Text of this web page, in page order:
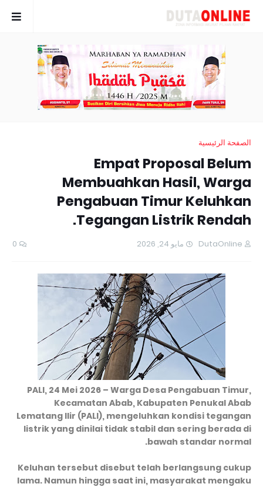
الصفحة الرئيسية
Empat Proposal Belum
Membuahkan Hasil, Warga
Pengabuan Timur Keluhkan
Tegangan Listrik Rendah.
DutaOnline مايو 24, 2026 0
PALI, 24 Mei 2026 – Warga Desa Pengabuan Timur,
Kecamatan Abab, Kabupaten Penukal Abab
Lematang Ilir (PALI), mengeluhkan kondisi tegangan
listrik yang dinilai tidak stabil dan sering berada di
bawah standar normal.
Keluhan tersebut disebut telah berlangsung cukup
lama. Namun hingga saat ini, masyarakat mengaku